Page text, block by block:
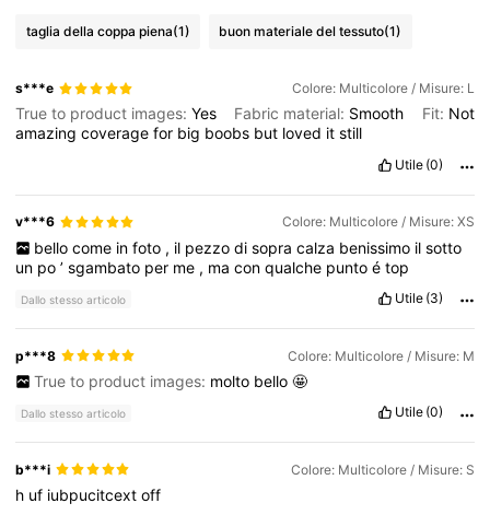
4.78 2.2K Follower
4.78 2.2K Follower
4.78 2.2K Follower
4.78 2.2K Follower
4.78
taglia della coppa piena(1) buon materiale del tessuto(1)
s***e Colore: Multicolore / Misure: L
True to product images:Yes Fabric material: Smooth Fit: Not
amazingcoveragefor big boobs but loved itstill
Utile (0)
v***6 Colore: Multicolore / Misure: XS
bello come in foto , il pezzo di sopra calza benissimo il sotto
un po’sgambato per me , maconqualche puntoétop
Dallo stesso articolo Utile (3)
p***8 Colore: Multicolore / Misure: M
True to product images: molto bello 🤩
Dallo stesso articolo Utile (0)
b***i Colore: Multicolore / Misure: S
h uf iubpucitcextoff